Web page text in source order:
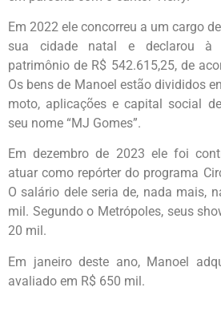
Em 2022 ele concorreu a um cargo
sua cidade natal e declarou à
patrimônio de R$ 542.615,25, de
Os bens de Manoel estão divididos
moto, aplicações e capital social
seu nome “MJ Gomes”.
Em dezembro de 2023 ele foi
atuar como repórter do programa
O salário dele seria de, nada mais,
mil. Segundo o Metrópoles, seus
20 mil.
Em janeiro deste ano, Manoel
avaliado em R$ 650 mil.